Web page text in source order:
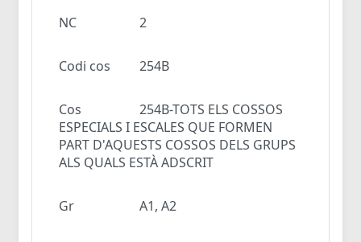
NC 2
Codi cos 254B
Cos
254B-TOTS ELS COSSOS
ESPECIALS I ESCALES QUE FORMEN
PART D'AQUESTS COSSOS DELS GRUPS
ALS QUALS ESTÀ ADSCRIT
Gr A1, A2